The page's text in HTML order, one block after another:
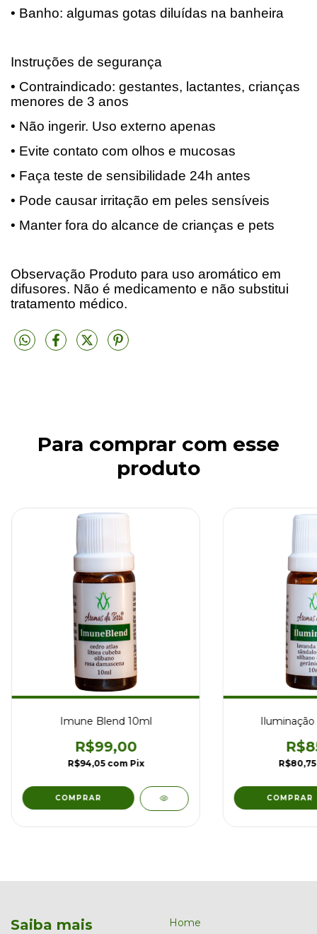
• Banho: algumas gotas diluídas na banheira
Instruções de segurança
• Contraindicado: gestantes, lactantes, crianças
menores de 3 anos
• Não ingerir. Uso externo apenas
• Evite contato com olhos e mucosas
• Faça teste de sensibilidade 24h antes
• Pode causar irritação em peles sensíveis
• Manter fora do alcance de crianças e pets
Observação Produto para uso aromático em
difusores. Não é medicamento e não substitui
tratamento médico.
Para comprar com esse
produto
Imune Blend 10ml
R$99,00
R$94,05 com Pix
Saiba mais Home